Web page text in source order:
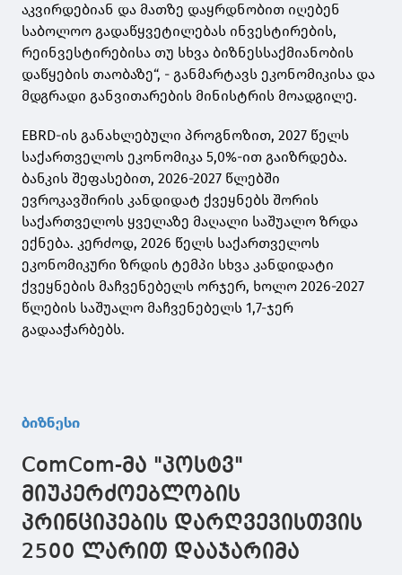
აკვირდებიან და მათზე დაყრდნობით იღებენ
საბოლოო გადაწყვეტილებას ინვესტირების,
რეინვესტირებისა თუ სხვა ბიზნესსაქმიანობის
დაწყების თაობაზე“, - განმარტავს ეკონომიკისა და
მდგრადი განვითარების მინისტრის მოადგილე.
EBRD-ის განახლებული პროგნოზით, 2027 წელს
საქართველოს ეკონომიკა 5,0%-ით გაიზრდება.
ბანკის შეფასებით, 2026-2027 წლებში
ევროკავშირის კანდიდატ ქვეყნებს შორის
საქართველოს ყველაზე მაღალი საშუალო ზრდა
ექნება. კერძოდ, 2026 წელს საქართველოს
ეკონომიკური ზრდის ტემპი სხვა კანდიდატი
ქვეყნების მაჩვენებელს ორჯერ, ხოლო 2026-2027
წლების საშუალო მაჩვენებელს 1,7-ჯერ
გადააჭარბებს.
ბიზნესი
ComCom-მა "პოსტვ"
მიუკერძოებლობის
პრინციპების დარღვევისთვის
2500 ლარით დააჯარიმა